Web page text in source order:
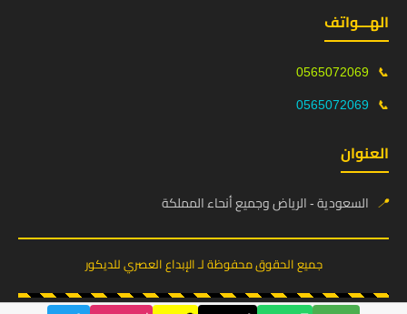
الهـــواتف
📞
0565072069
📞
0565072069
العنوان
📍 السعودية - الرياض وجميع أنحاء المملكة
جميع الحقوق محفوظة لـ الإبداع العصري للديكور